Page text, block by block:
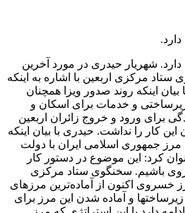
شهریار حیدری در مورد آخرین
مرکزی اربعین با اشاره به اینکه
حسینی صادر شده است.حیدری با بیان اینکه روند صدور ویزا همچنان
امکانات زیرساختی و خدمات برای اسکان و
برای ورود و خروج زائران اربعین
کار را نداشت. حیدری با بیان اینکه
جمهوری اسلامی ایران با دولت
کرد: این موضوع در دستور کار
باشیم. سخنگوی ستاد مرکزی
خسروی اکنون از آماده‌ترین مرزهای
و آماده شدن این مرز برای